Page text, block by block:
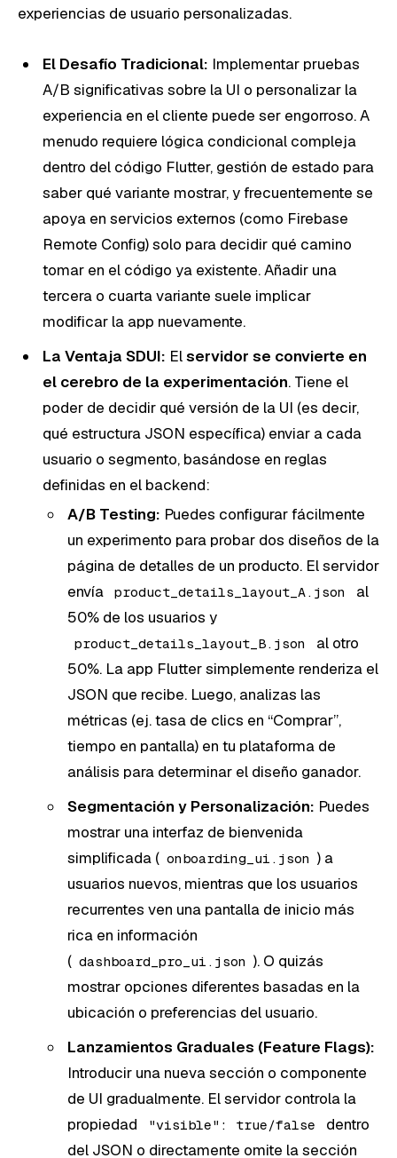
experiencias de usuario personalizadas.
El Desafío Tradicional: Implementar pruebas
A/B significativas sobre la UI o personalizar la
experiencia en el cliente puede ser engorroso. A
menudo requiere lógica condicional compleja
dentro del código Flutter, gestión de estado para
saber qué variante mostrar, y frecuentemente se
apoya en servicios externos (como Firebase
Remote Config) solo para decidir qué camino
tomar en el código ya existente. Añadir una
tercera o cuarta variante suele implicar
modificar la app nuevamente.
La Ventaja SDUI: Elservidor se convierte en
el cerebro de la experimentación. Tiene el
poder de decidir qué versión de la UI (es decir,
qué estructura JSON específica) enviar a cada
usuario o segmento, basándose en reglas
definidas en el backend:
A/B Testing: Puedes configurar fácilmente
un experimento para probar dos diseños de la
página de detalles de un producto. El servidor
envía
product_details_layout_A.json
al
50% de los usuarios y
product_details_layout_B.json
al otro
50%. La app Flutter simplemente renderiza el
JSON que recibe. Luego, analizas las
métricas (ej. tasa de clics en “Comprar”,
tiempo en pantalla) en tu plataforma de
análisis para determinar el diseño ganador.
Segmentación y Personalización: Puedes
mostrar una interfaz de bienvenida
simplificada ( onboarding_ui.json ) a
usuarios nuevos, mientras que los usuarios
recurrentes ven una pantalla de inicio más
rica en información
( dashboard_pro_ui.json ). O quizás
mostrar opciones diferentes basadas en la
ubicación o preferencias del usuario.
Lanzamientos Graduales (Feature Flags):
Introducir una nueva sección o componente
de UI gradualmente. El servidor controla la
propiedad
"visible": true/false
dentro
del JSON o directamente omite la sección